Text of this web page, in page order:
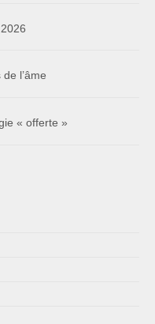
»
lundis soir en visio
l’âme
« offerte »